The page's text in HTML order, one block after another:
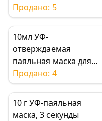
алогенный,не
требующий
очистки,для
чипов
Продано: 5
10мл УФ-
отверждаемая
паяльная маска для
изоляции и защиты
печатных плат/BGA
Продано: 4
10 г УФ-паяльная
маска, 3 секунды